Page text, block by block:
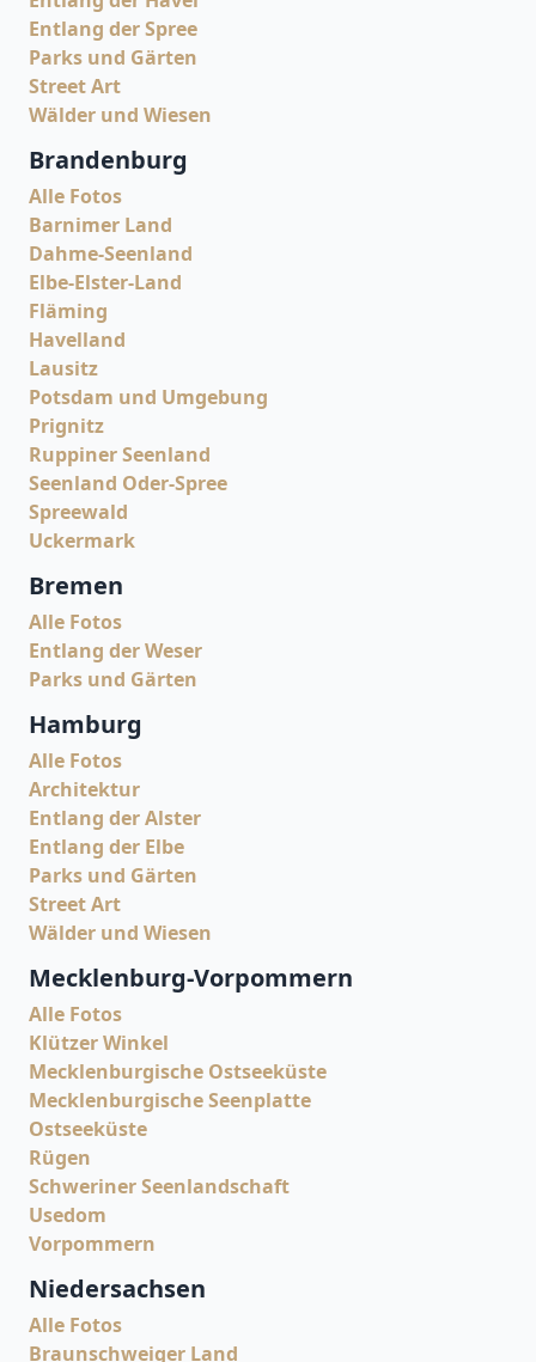
Entlang der Spree
Parks und Gärten
Street Art
Wälder und Wiesen
Brandenburg
Alle Fotos
Barnimer Land
Dahme-Seenland
Elbe-Elster-Land
Fläming
Havelland
Lausitz
Potsdam und Umgebung
Prignitz
Ruppiner Seenland
Seenland Oder-Spree
Spreewald
Uckermark
Bremen
Alle Fotos
Entlang der Weser
Parks und Gärten
Hamburg
Alle Fotos
Architektur
Entlang der Alster
Entlang der Elbe
Parks und Gärten
Street Art
Wälder und Wiesen
Mecklenburg-Vorpommern
Alle Fotos
Klützer Winkel
Mecklenburgische Ostseeküste
Mecklenburgische Seenplatte
Ostseeküste
Rügen
Schweriner Seenlandschaft
Usedom
Vorpommern
Niedersachsen
Alle Fotos
Braunschweiger Land